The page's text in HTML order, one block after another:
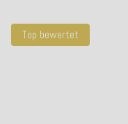
Top bewertet